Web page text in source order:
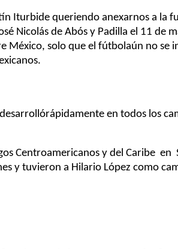
Iturbide queriendo anexarnos a la
Nicolás de Abós y Padilla el 11 de
México, solo que el fútbol aún no se
desarrollórápidamente en todos los
Centroamericanos y del Caribe en
y tuvieron a Hilario López como